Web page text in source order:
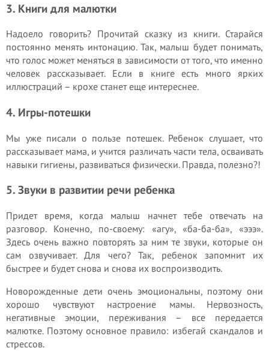
3. Книги для малютки
Надоело говорить? Прочитай сказку из книги. Старайся
постоянно менять интонацию. Так, малыш будет понимать,
что голос может меняться в зависимости от того, что именно
человек рассказывает. Если в книге есть много ярких
иллюстраций – крохе станет еще интереснее.
4. Игры-потешки
Мы уже писали о пользе потешек. Ребенок слушает, что
рассказывает мама, и учится различать части тела, осваивать
навыки гигиены, развиваться физически. Правда, полезно?!
5. Звуки в развитии речи ребенка
Придет время, когда малыш начнет тебе отвечать на
разговор. Конечно, по-своему: «агу», «ба-ба-ба», «эээ».
Здесь очень важно повторять за ним те звуки, которые он
сам озвучивает. Для чего? Так, ребенок запомнит их
быстрее и будет снова и снова их воспроизводить.
Новорожденные дети очень эмоциональны, поэтому они
хорошо чувствуют настроение мамы. Нервозность,
негативные эмоции, переживания – все передается
малютке. Поэтому основное правило: избегай скандалов и
стрессов.